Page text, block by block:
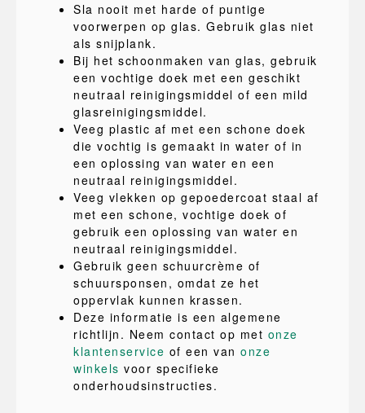
Sla nooit met harde of puntige
voorwerpen op glas. Gebruik glas niet
als snijplank.
Bij het schoonmaken van glas, gebruik
een vochtige doek met een geschikt
neutraal reinigingsmiddel of een mild
glasreinigingsmiddel.
Veeg plastic af met een schone doek
die vochtig is gemaakt in water of in
een oplossing van water en een
neutraal reinigingsmiddel.
Veeg vlekken op gepoedercoat staal af
met een schone, vochtige doek of
gebruik een oplossing van water en
neutraal reinigingsmiddel.
Gebruik geen schuurcrème of
schuursponsen, omdat ze het
oppervlak kunnen krassen.
Deze informatie is een algemene
richtlijn. Neem contact op met onze
klantenservice of een van onze
winkels voor specifieke
onderhoudsinstructies.